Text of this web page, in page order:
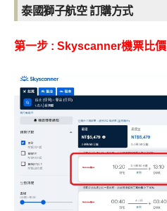
泰國獅子航空訂購方式
第一步 : Skyscanner機票比價